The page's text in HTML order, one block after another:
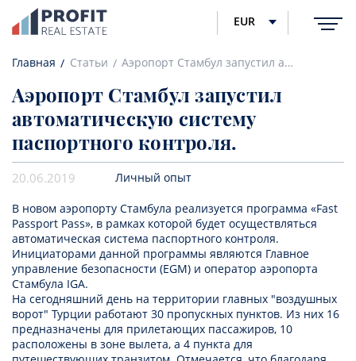
EUR
Главная Статьи Аэропорт Стамбул запустил автоматическую систему паспортного контроля.
Аэропорт Стамбул запустил
автоматическую систему
паспортного контроля.
20.06.2019 Личный опыт
В новом аэропорту Стамбула реализуется программа «Fast
Passport Pass», в рамках которой будет осуществляться
автоматическая система паспортного контроля.
Инициаторами данной программы являются Главное
управление безопасности (EGM) и оператор аэропорта
Стамбула IGA.
На сегодняшний день на территории главных "воздушных
ворот" Турции работают 30 пропускных пунктов. Из них 16
предназначены для прилетающих пассажиров, 10
расположены в зоне вылета, а 4 пункта для